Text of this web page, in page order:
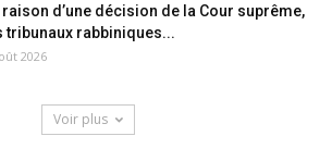
raison d’une décision de la Cour suprême,
tribunaux rabbiniques...
2026
Voir plus